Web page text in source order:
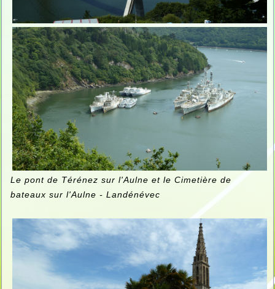
Le pont de Térénez sur l'Aulne et le Cimetière de
bateaux sur l'Aulne - Landénévec